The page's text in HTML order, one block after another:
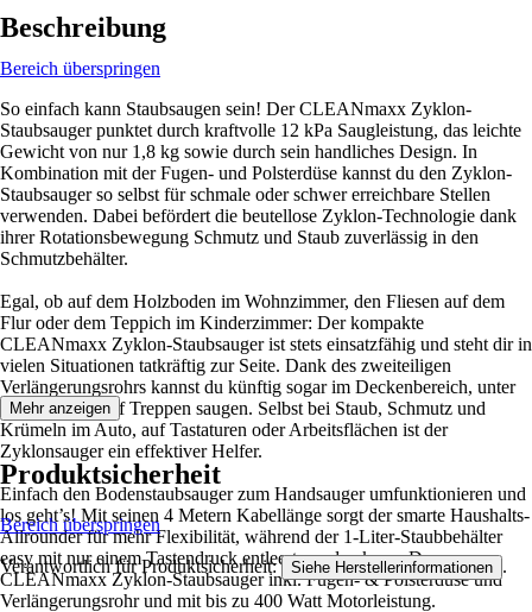
Beschreibung
Bereich überspringen
So einfach kann Staubsaugen sein! Der CLEANmaxx Zyklon-
Staubsauger punktet durch kraftvolle 12 kPa Saugleistung, das leichte
Gewicht von nur 1,8 kg sowie durch sein handliches Design. In
Kombination mit der Fugen- und Polsterdüse kannst du den Zyklon-
Staubsauger so selbst für schmale oder schwer erreichbare Stellen
verwenden. Dabei befördert die beutellose Zyklon-Technologie dank
ihrer Rotationsbewegung Schmutz und Staub zuverlässig in den
Schmutzbehälter.
Egal, ob auf dem Holzboden im Wohnzimmer, den Fliesen auf dem
Flur oder dem Teppich im Kinderzimmer: Der kompakte
CLEANmaxx Zyklon-Staubsauger ist stets einsatzfähig und steht dir in
vielen Situationen tatkräftig zur Seite. Dank des zweiteiligen
Verlängerungsrohrs kannst du künftig sogar im Deckenbereich, unter
Möbeln oder auf Treppen saugen. Selbst bei Staub, Schmutz und
Krümeln im Auto, auf Tastaturen oder Arbeitsflächen ist der
Zyklonsauger ein effektiver Helfer.
Einfach den Bodenstaubsauger zum Handsauger umfunktionieren und
los geht’s! Mit seinen 4 Metern Kabellänge sorgt der smarte Haushalts-
Allrounder für mehr Flexibilität, während der 1-Liter-Staubbehälter
easy mit nur einem Tastendruck entleert werden kann. Der
CLEANmaxx Zyklon-Staubsauger inkl. Fugen- & Polsterdüse und
Verlängerungsrohr und mit bis zu 400 Watt Motorleistung.
Mehr anzeigen
Produktsicherheit
Bereich überspringen
Verantwortlich für Produktsicherheit: Siehe Herstellerinformationen .